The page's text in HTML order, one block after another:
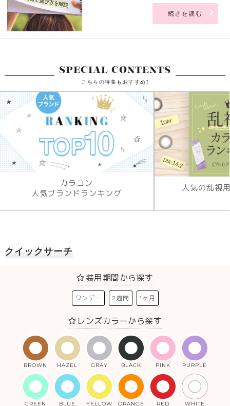
続きを読む
SPECIAL CONTENTS
こちらの特集もおすすめ!
カラコン
人気ブランドランキング
人気の乱視
クイックサーチ
装用期間から探す
ワンデー 2週間 1ヶ月
レンズカラーから探す
BROWN HAZEL GRAY BLACK PINK PURPLE
GREEN BLUE YELLOW ORANGE RED WHITE